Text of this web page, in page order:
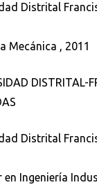
Distrital
Mecánica , 2011
DISTRITAL-
Distrital
en Ingeniería